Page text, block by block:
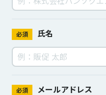
必須 氏名
必須 メールアドレス